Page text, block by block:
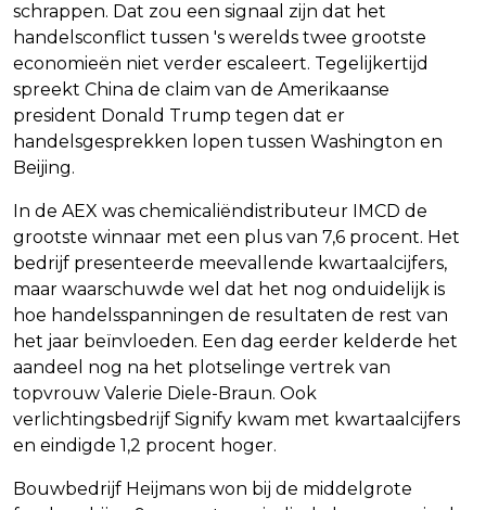
schrappen. Dat zou een signaal zijn dat het
handelsconflict tussen 's werelds twee grootste
economieën niet verder escaleert. Tegelijkertijd
spreekt China de claim van de Amerikaanse
president Donald Trump tegen dat er
handelsgesprekken lopen tussen Washington en
Beijing.
In de AEX was chemicaliëndistributeur IMCD de
grootste winnaar met een plus van 7,6 procent. Het
bedrijf presenteerde meevallende kwartaalcijfers,
maar waarschuwde wel dat het nog onduidelijk is
hoe handelsspanningen de resultaten de rest van
het jaar beïnvloeden. Een dag eerder kelderde het
aandeel nog na het plotselinge vertrek van
topvrouw Valerie Diele-Braun. Ook
verlichtingsbedrijf Signify kwam met kwartaalcijfers
en eindigde 1,2 procent hoger.
Bouwbedrijf Heijmans won bij de middelgrote